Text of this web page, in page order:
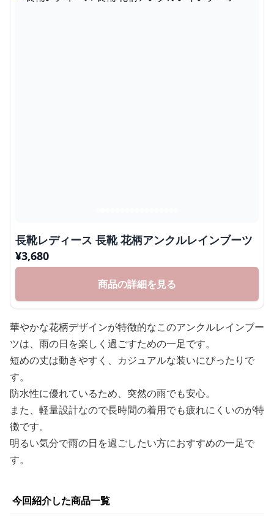
長靴レディース 長靴 花柄アンクルレインブーツ
¥3,680
商品の詳細を見る
華やかな花柄デザインが特徴的なこのアンクルレインブー
ツは、雨の日を楽しく過ごすための一足です。
短めの丈は動きやすく、カジュアルな装いにぴったりで
す。
防水性に優れているため、突然の雨でも安心。
また、軽量設計なので長時間の着用でも疲れにくいのが特
徴です。
明るい気分で雨の日を過ごしたい方におすすめの一足で
す。
今回紹介した商品一覧